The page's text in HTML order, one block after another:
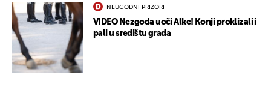
NEUGODNI PRIZORI
VIDEO Nezgoda uoči Alke! Konji proklizali i
pali u središtu grada